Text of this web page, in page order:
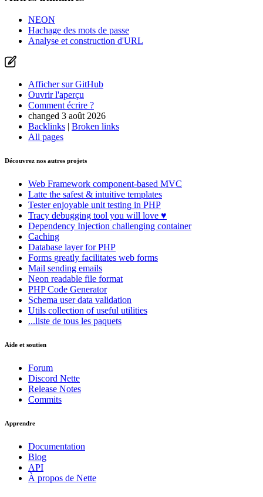
NEON
Hachage des mots de passe
Analyse et construction d'URL
Afficher sur GitHub
Ouvrir l'aperçu
Comment écrire ?
changed 3 août 2026
Backlinks | Broken links
All pages
Découvrez nos autres projets
Web Framework component-based MVC
Latte the safest & intuitive templates
Testerenjoyable unit testing in PHP
Tracy debugging tool you will love ♥
Dependency Injection challenging container
Caching
Database layer for PHP
Forms greatly facilitates web forms
Mail sending emails
Neon readable file format
PHP Code Generator
Schema user data validation
Utils collection of useful utilities
...liste de tous les paquets
Aide et soutien
Forum
Discord Nette
Release Notes
Commits
Apprendre
Documentation
Blog
API
À propos de Nette